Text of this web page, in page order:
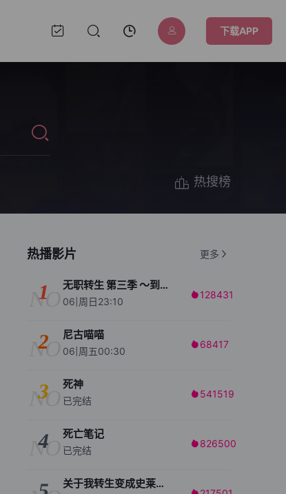
下载APP
热搜榜
热播影片 更多
NO
1 无职转生 第三季 ～到了异世界就拿出真本事～
06|周日23:10
 128431
NO
2 尼古喵喵
06|周五00:30
 68417
NO
3 死神
已完结
 541519
NO
4 死亡笔记
已完结
 826500
关于我转生变成史莱姆这档事 第四季